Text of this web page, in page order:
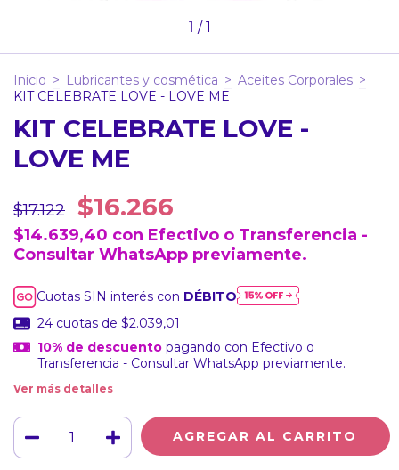
1 /1
Inicio > Lubricantes y cosmética > Aceites Corporales >
KIT CELEBRATE LOVE - LOVE ME
KIT CELEBRATE LOVE -
LOVE ME
$17.122 $16.266
$14.639,40 con Efectivo o Transferencia -
Consultar WhatsApp previamente.
Cuotas SIN interés con DÉBITO
24 cuotas de $2.039,01
10% de descuentopagando con Efectivo o
Transferencia - Consultar WhatsApp previamente.
Ver más detalles